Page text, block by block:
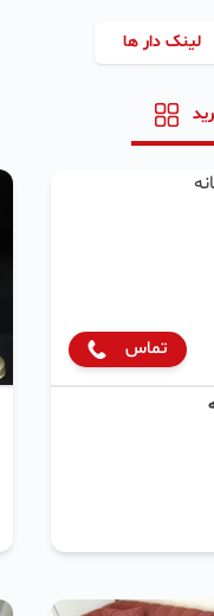
لینک دار ها
تماس